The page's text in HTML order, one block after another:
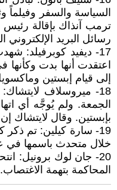
رسائل البريد الإلكتروني
17- ديفيد كوبرفيلد:
اعتقدت أنها بدت
إلى قيام إبستين
18- ميروسلاف
الجمعة. ولم يُوجَّه أي
بإبستين. وقال لايتشاك
19- سارة كيلين: تم
خلال متحدث باسمها في عام 2020 إنها تعرضت للاعتداء الجنسي والنفسي من قبل
المحاكمة بتهمة الاغتصاب. تقول